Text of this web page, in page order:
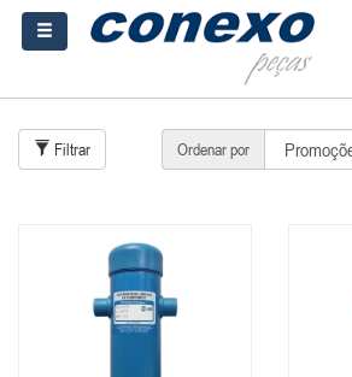
Filtrar Ordenar por